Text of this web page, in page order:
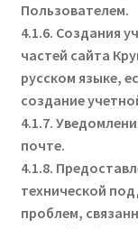
Пользователем.
4.1.6. Создания
частей сайта
русском языке,
создание
4.1.7.
почте.
4.1.8.
технической
проблем,